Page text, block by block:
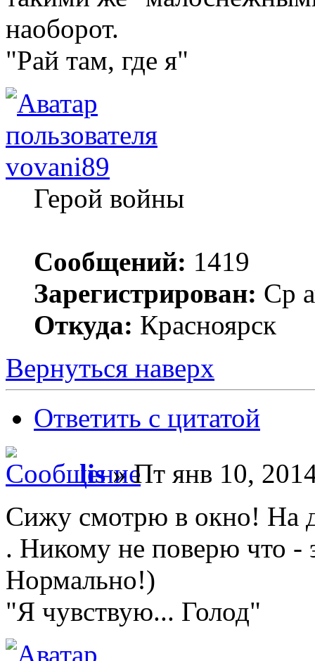
наоборот.
"Рай там, где я"
vovani89
Герой войны
Сообщений: 1419
Зарегистрирован: Ср
Откуда: Красноярск
Вернуться наверх
Ответить с цитатой
lis» Пт янв 10,
Сижу смотрю в окно! На
. Никому не поверю что -
Нормально!)
"Я чувствую... Голод"